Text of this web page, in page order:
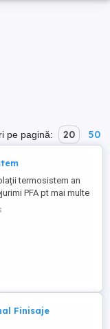
pe pagină: 20 50
termosistem an
PFA pt mai multe
Finisaje